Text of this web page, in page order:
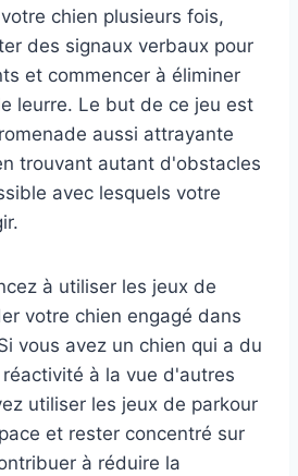
chien plusieurs fois,
des signaux verbaux pour
et commencer à éliminer
leurre. Le but de ce jeu est
aussi attrayante
trouvant autant d'obstacles
avec lesquels votre
à utiliser les jeux de
votre chien engagé dans
vous avez un chien qui a du
à la vue d'autres
utiliser les jeux de parkour
et rester concentré sur
à réduire la